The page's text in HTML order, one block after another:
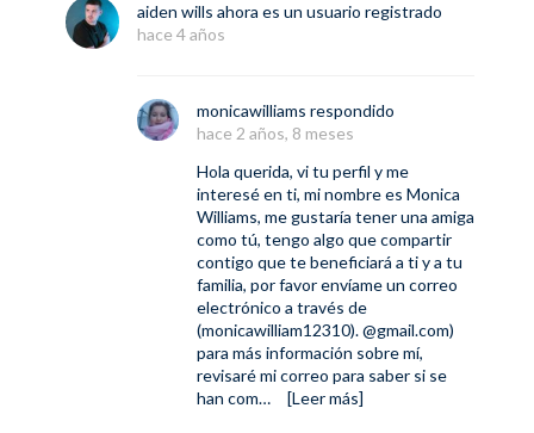
aiden wills ahora es un usuario registrado
hace 4 años
monicawilliams respondido
hace 2 años, 8 meses
Hola querida, vi tu perfil y me
interesé en ti, mi nombre es Monica
Williams, me gustaría tener una amiga
como tú, tengo algo que compartir
contigo que te beneficiará a ti y a tu
familia, por favor envíame un correo
electrónico a través de
(monicawilliam12310). @gmail.com)
para más información sobre mí,
revisaré mi correo para saber si se
han com…
[Leer más]